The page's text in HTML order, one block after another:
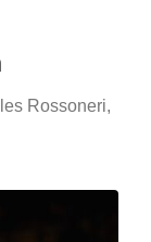
Rossoneri,